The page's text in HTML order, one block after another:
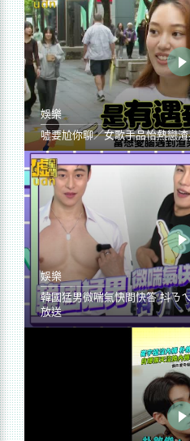
娛樂
噓要尬你聊／女歌手品怡熱戀
娛樂
韓國猛男微喘氣快問快答 抖ㄋ
放送